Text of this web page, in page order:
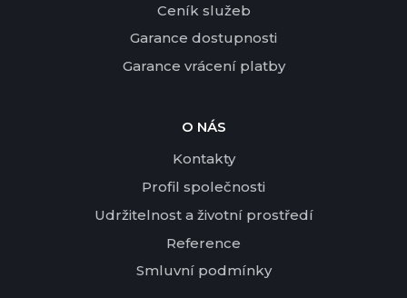
Ceník služeb
Garance dostupnosti
Garance vrácení platby
O NÁS
Kontakty
Profil společnosti
Udržitelnost a životní prostředí
Reference
Smluvní podmínky